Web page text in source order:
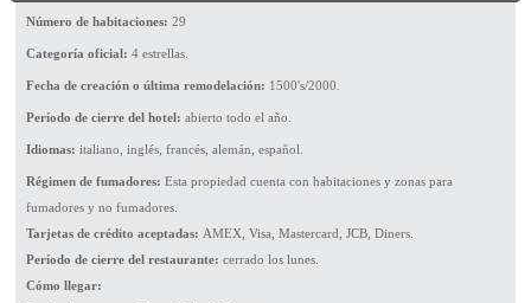
Número de habitaciones: 29
Categoría oficial: 4 estrellas.
Fecha de creación o última remodelación: 1500's/2000.
Período de cierre del hotel: abierto todo el año.
Idiomas: italiano, inglés, francés, alemán, español.
Régimen de fumadores: Esta propiedad cuenta con habitaciones y zonas para
fumadores y no fumadores.
Tarjetas de crédito aceptadas: AMEX, Visa, Mastercard, JCB, Diners.
Período de cierre del restaurante: cerrado los lunes.
Cómo llegar: